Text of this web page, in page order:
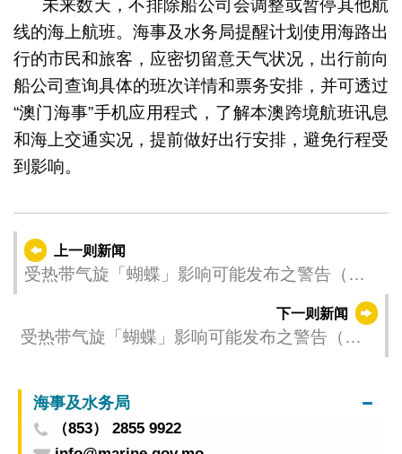
未来数天，不排除船公司会调整或暂停其他航
线的海上航班。海事及水务局提醒计划使用海路出
行的市民和旅客，应密切留意天气状况，出行前向
船公司查询具体的班次详情和票务安排，并可透过
“澳门海事”手机应用程式，了解本澳跨境航班讯息
和海上交通实况，提前做好出行安排，避免行程受
到影响。
上一则新闻
受热带气旋「蝴蝶」影响可能发布之警告（更
下一则新闻
受热带气旋「蝴蝶」影响可能发布之警告（更
海事及水务局
（853） 2855 9922